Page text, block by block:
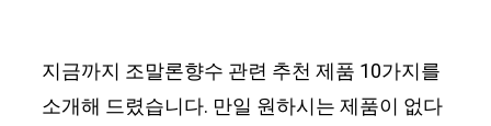
지금까지 조말론향수 관련 추천 제품 10가지를
소개해 드렸습니다. 만일 원하시는 제품이 없다